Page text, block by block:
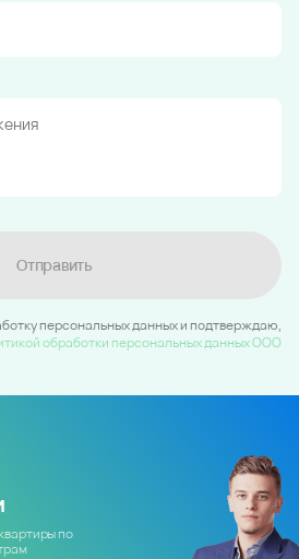
Отправить
персональных данных и подтверждаю,
обработки персональных данных ООО
по